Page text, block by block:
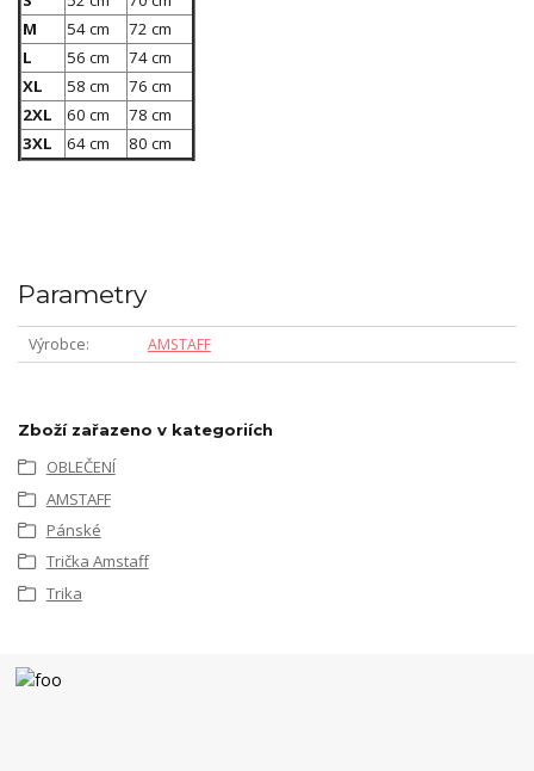
M
54 cm
72 cm
L
56 cm
74 cm
XL
58 cm
76 cm
2XL
60 cm
78 cm
3XL
64 cm 80 cm
Parametry
Výrobce AMSTAFF
Zboží zařazeno v kategoriích
OBLEČENÍ
AMSTAFF
Pánské
Trička Amstaff
Trika